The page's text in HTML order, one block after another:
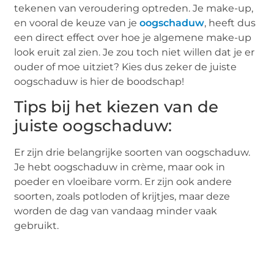
tekenen van veroudering optreden. Je make-up,
en vooral de keuze van jeoogschaduw, heeft dus
een direct effect over hoe je algemene make-up
look eruit zal zien. Je zou toch niet willen dat je er
ouder of moe uitziet? Kies dus zeker de juiste
oogschaduw is hier de boodschap!
Tips bij het kiezen van de
juiste oogschaduw:
Er zijn drie belangrijke soorten van oogschaduw.
Je hebt oogschaduw in crème, maar ook in
poeder en vloeibare vorm. Er zijn ook andere
soorten, zoals potloden of krijtjes, maar deze
worden de dag van vandaag minder vaak
gebruikt.